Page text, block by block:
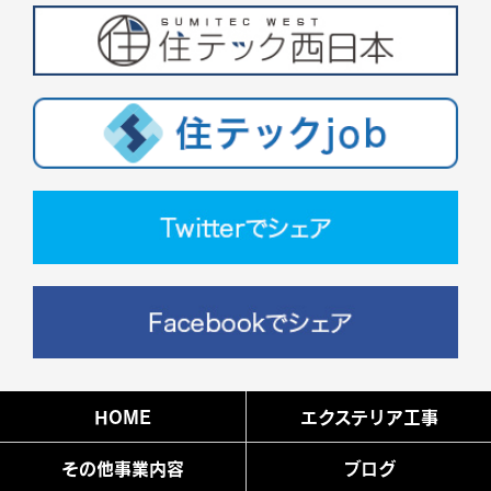
HOME エクステリア工事
その他事業内容 ブログ